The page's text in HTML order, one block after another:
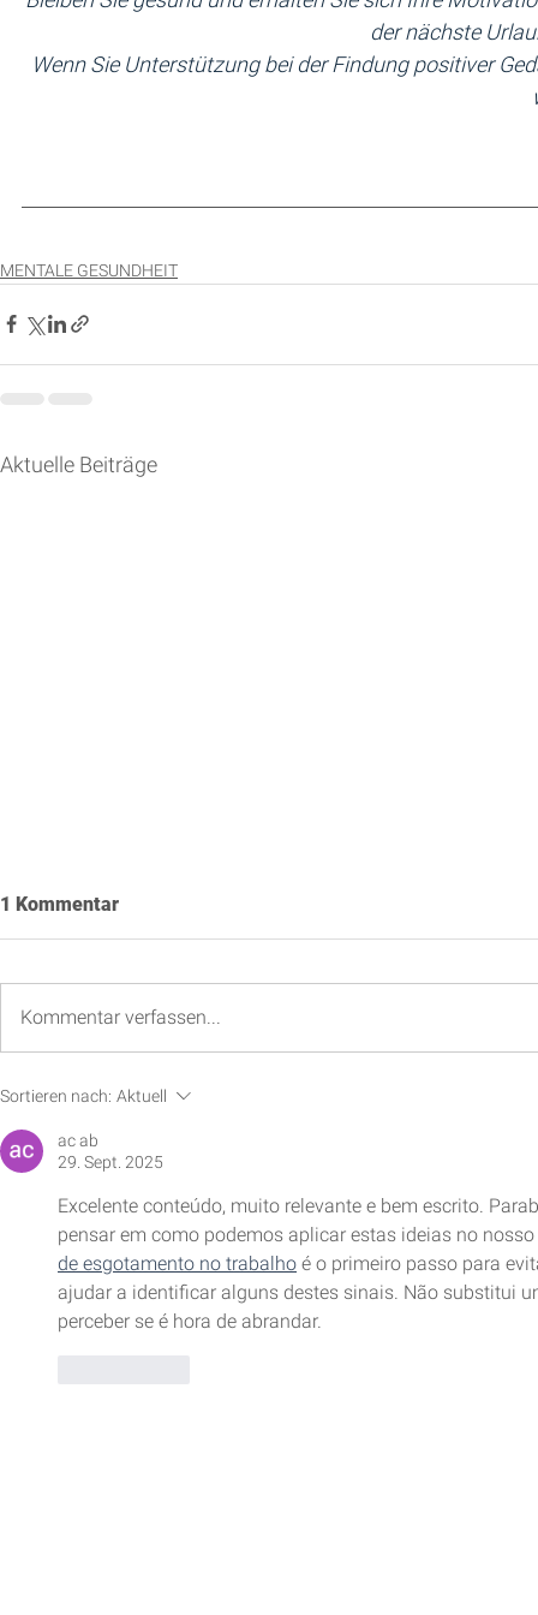
der nächste
Wenn Sie Unterstützung bei der Findung positiver
MENTALE GESUNDHEIT
Aktuelle Beiträge
Atemtechniken für Fokus und
1 Kommentar
Kommentar verfassen...
Sortieren nach: Aktuell
ac ab
29. Sept. 2025
Excelente conteúdo, muito relevante e bem escrito.
pensar em como podemos aplicar estas ideias no
de esgotamento no trabalho é o primeiro passo para
ajudar a identificar alguns destes sinais. Não substitui
perceber se é hora de abrandar.